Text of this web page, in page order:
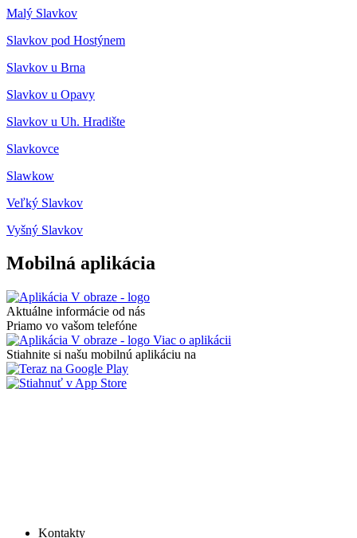
Malý Slavkov
Slavkov pod Hostýnem
Slavkov u Brna
Slavkov u Opavy
Slavkov u Uh. Hradište
Slavkovce
Slawkow
Veľký Slavkov
Vyšný Slavkov
Mobilná aplikácia
Aktuálne informácie od nás
Priamo vo vašom telefóne
Viac o aplikácii
Stiahnite si našu mobilnú aplikáciu na
Kontakty